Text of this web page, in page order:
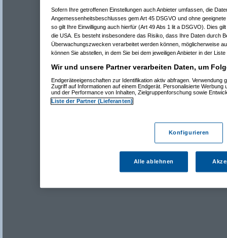
Sofern Ihre getroffenen Einstellungen auch Anbieter umfassen, die
Angemessenheitsbeschlusses gem Art 45 DSGVO und ohne
so gilt Ihre Einwilligung auch hierfür (Art 49 Abs 1 lit a DSGVO). Dies
die USA. Es besteht insbesondere das Risiko, dass Ihre Daten durch
Überwachungszwecken verarbeitet werden können, möglicherweise
können Sie abstellen, in dem Sie bei dem jeweiligen Anbieter in der
Wir und unsere Partner verarbeiten Daten, um
Endgeräteeigenschaften zur Identifikation aktiv abfragen. Verwendung
Zugriff auf Informationen auf einem Endgerät. Personalisierte Werbung
und der Performance von Inhalten, Zielgruppenforschung sowie
Liste der Partner (Lieferanten)
Konfigurieren
Alle ablehnen